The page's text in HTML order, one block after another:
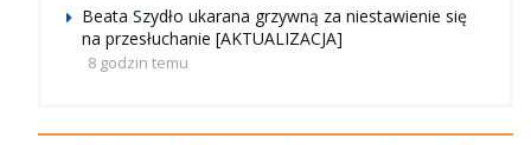
Beata Szydło ukarana grzywną za niestawienie się
na przesłuchanie [AKTUALIZACJA]
8 godzin temu